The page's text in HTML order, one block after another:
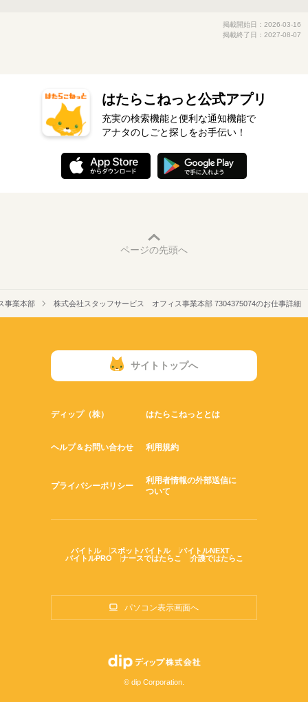
掲載開始日：2026-03-16
掲載終了日：2027-08-07
はたらこねっと公式アプリ
充実の検索機能と便利な通知機能で
アナタのしごと探しをお手伝い！
ページの先頭へ
事業本部 株式会社スタッフサービス オフィス事業本部 7304375074のお仕事詳細
サイトトップへ
ディップ（株） はたらこねっととは
ヘルプ＆お問い合わせ 利用規約
プライバシーポリシー
利用者情報の外部送信に
ついて
バイトル スポットバイトル
バイトルNEXT
バイトルPRO
ナースではたらこ 介護ではたらこ
パソコン表示画面へ
© dip Corporation.